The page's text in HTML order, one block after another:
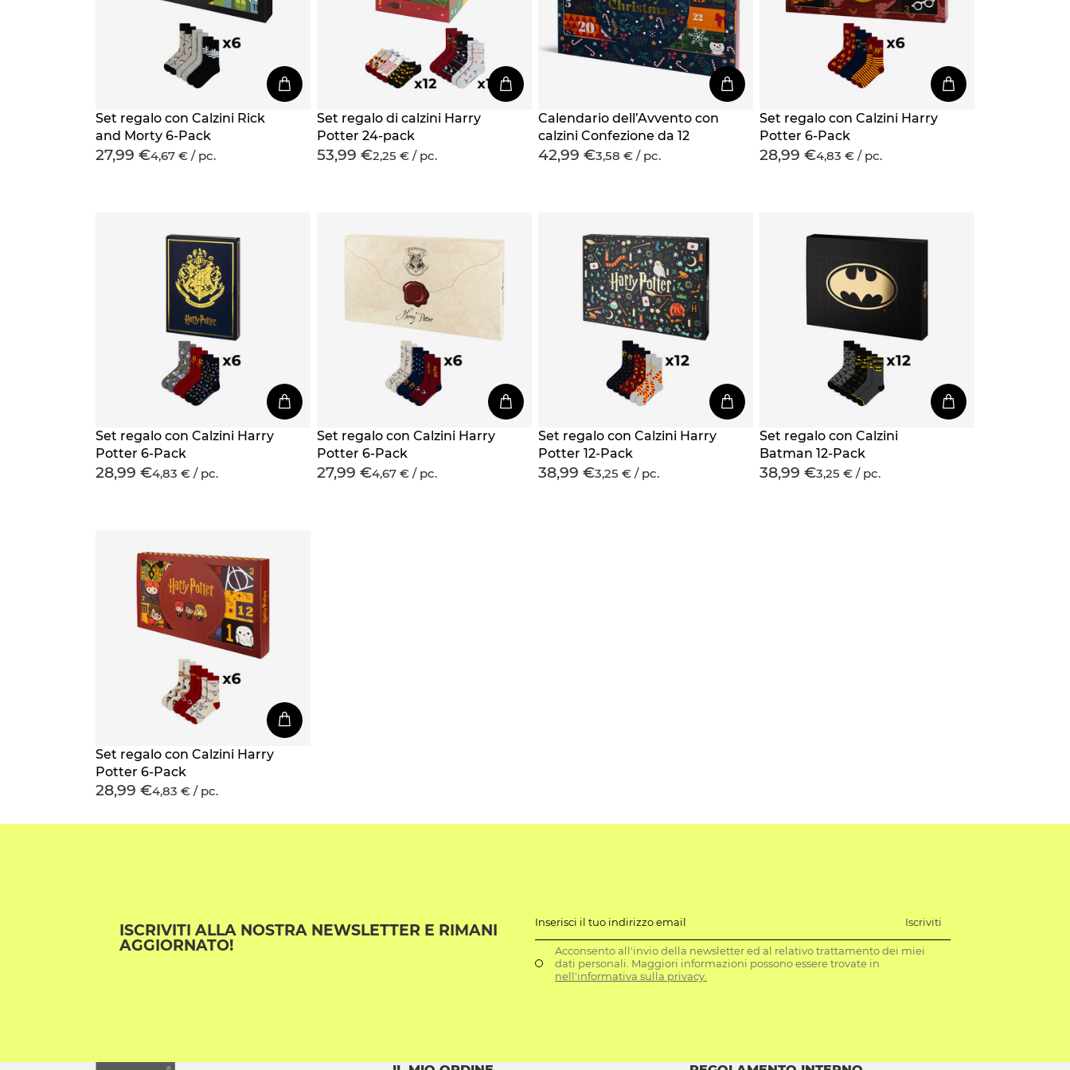
Set regalo con Calzini Rick
and Morty 6-Pack
27,99 €4,67 € / pc.
Set regalo di calzini Harry
Potter 24-pack
53,99 €2,25 € / pc.
Calendario dell’Avvento con
calzini Confezione da 12
42,99 €3,58 € / pc.
Set regalo con Calzini Harry
Potter 6-Pack
28,99 €4,83 € / pc.
Set regalo con Calzini Harry
Potter 6-Pack
28,99 €4,83 € / pc.
Set regalo con Calzini Harry
Potter 6-Pack
27,99 €4,67 € / pc.
Set regalo con Calzini Harry
Potter 12-Pack
38,99 €3,25 € / pc.
Set regalo con Calzini
Batman 12-Pack
38,99 €3,25 € / pc.
Set regalo con Calzini Harry
Potter 6-Pack
28,99 €4,83 € / pc.
ISCRIVITI ALLA NOSTRA NEWSLETTER E RIMANI
AGGIORNATO!
Inserisci il tuo indirizzo email Iscriviti
Acconsento all'invio della newsletter ed al relativo trattamento dei miei
dati personali. Maggiori informazioni possono essere trovate in
nell'informativa sulla privacy.